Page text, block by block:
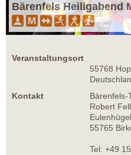
Bärenfels Heiligabend
Veranstaltungsort
55768
Kontakt
Bärenfels-
Robert
55765
Tel: +49